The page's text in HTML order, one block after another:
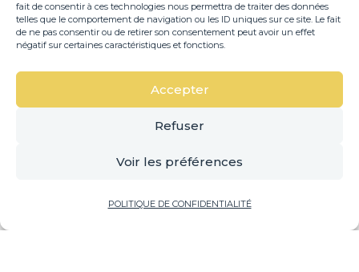
fait de consentir à ces technologies nous permettra de traiter des données
telles que le comportement de navigation ou les ID uniques sur ce site. Le fait
de ne pas consentir ou de retirer son consentement peut avoir un effet
négatif sur certaines caractéristiques et fonctions.
Accepter
Refuser
Voir les préférences
POLITIQUE DE CONFIDENTIALITÉ
LE MOULIN
321 750€
Copyright 2025 – Créé par Des Clics Et Vous
Caroline BURGAUD